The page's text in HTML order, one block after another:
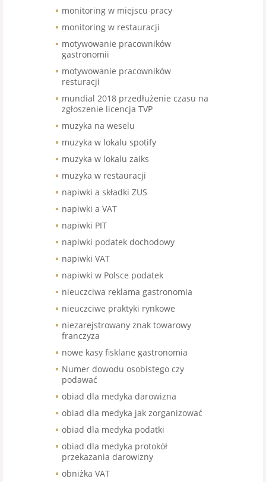
monitoring w miejscu pracy
monitoring w restauracji
motywowanie pracowników
gastronomii
motywowanie pracowników
resturacji
mundial 2018 przedłużenie czasu na
zgłoszenie licencja TVP
muzyka na weselu
muzyka w lokalu spotify
muzyka w lokalu zaiks
muzyka w restauracji
napiwki a składki ZUS
napiwki a VAT
napiwki PIT
napiwki podatek dochodowy
napiwki VAT
napiwki w Polsce podatek
nieuczciwa reklama gastronomia
nieuczciwe praktyki rynkowe
niezarejstrowany znak towarowy
franczyza
nowe kasy fisklane gastronomia
Numer dowodu osobistego czy
podawać
obiad dla medyka darowizna
obiad dla medyka jak zorganizować
obiad dla medyka podatki
obiad dla medyka protokół
przekazania darowizny
obniżka VAT